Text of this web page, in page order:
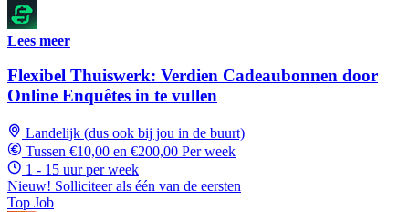
Lees meer
Flexibel Thuiswerk: Verdien Cadeaubonnen door
Online Enquêtes in te vullen
Landelijk (dus ook bij jou in de buurt)
Tussen €10,00 en €200,00 Per week
1 - 15 uur per week
Nieuw! Solliciteer als één van de eersten
Top Job